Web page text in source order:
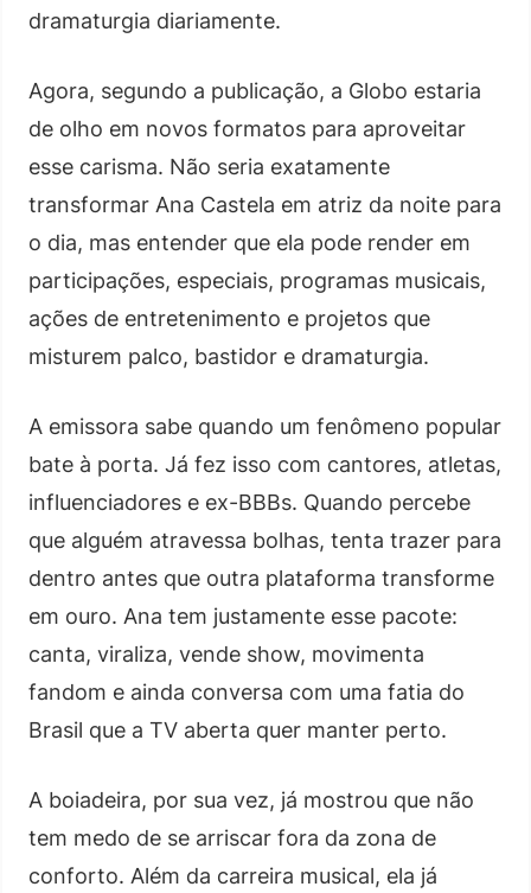
dramaturgia diariamente.
Agora, segundo a publicação, a Globo estaria
de olho em novos formatos para aproveitar
esse carisma. Não seria exatamente
transformar Ana Castela em atriz da noite para
o dia, mas entender que ela pode render em
participações, especiais, programas musicais,
ações de entretenimento e projetos que
misturem palco, bastidor e dramaturgia.
A emissora sabe quando um fenômeno popular
bate à porta. Já fez isso com cantores, atletas,
influenciadores e ex-BBBs. Quando percebe
que alguém atravessa bolhas, tenta trazer para
dentro antes que outra plataforma transforme
em ouro. Ana tem justamente esse pacote:
canta, viraliza, vende show, movimenta
fandom e ainda conversa com uma fatia do
Brasil que a TV aberta quer manter perto.
A boiadeira, por sua vez, já mostrou que não
tem medo de se arriscar fora da zona de
conforto. Além da carreira musical, ela já